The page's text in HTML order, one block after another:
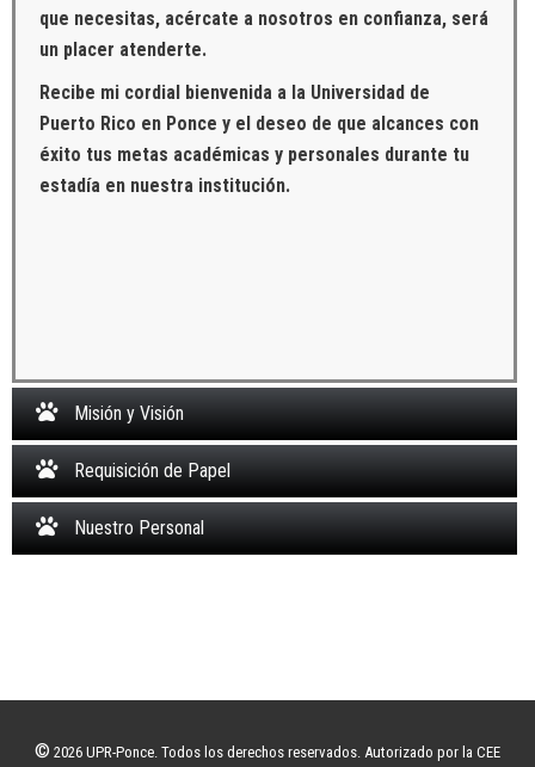
que necesitas, acércate a nosotros en confianza, será
un placer atenderte.
Recibe mi cordial bienvenida a la Universidad de
Puerto Rico en Ponce y el deseo de que alcances con
éxito tus metas académicas y personales durante tu
estadía en nuestra institución.
Misión y Visión
Requisición de Papel
Nuestro Personal
© 2026 UPR-Ponce. Todos los derechos reservados. Autorizado por la CEE